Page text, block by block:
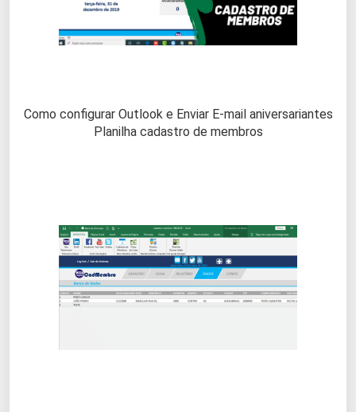
Como configurar Outlook e Enviar E-mail aniversariantes
Planilha cadastro de membros